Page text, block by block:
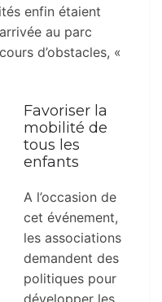
enfin étaient
au parc
d’obstacles, «
Favoriser la
mobilité de
tous les
enfants
A l’occasion de
cet événement,
les associations
demandent des
politiques pour
développer les